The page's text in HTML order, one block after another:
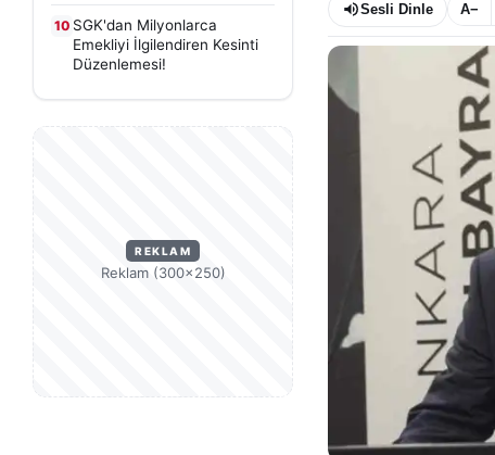
10 SGK'dan Milyonlarca
Emekliyi İlgilendiren Kesinti
Düzenlemesi!
REKLAM
Reklam (300×250)
Sesli Dinle A−